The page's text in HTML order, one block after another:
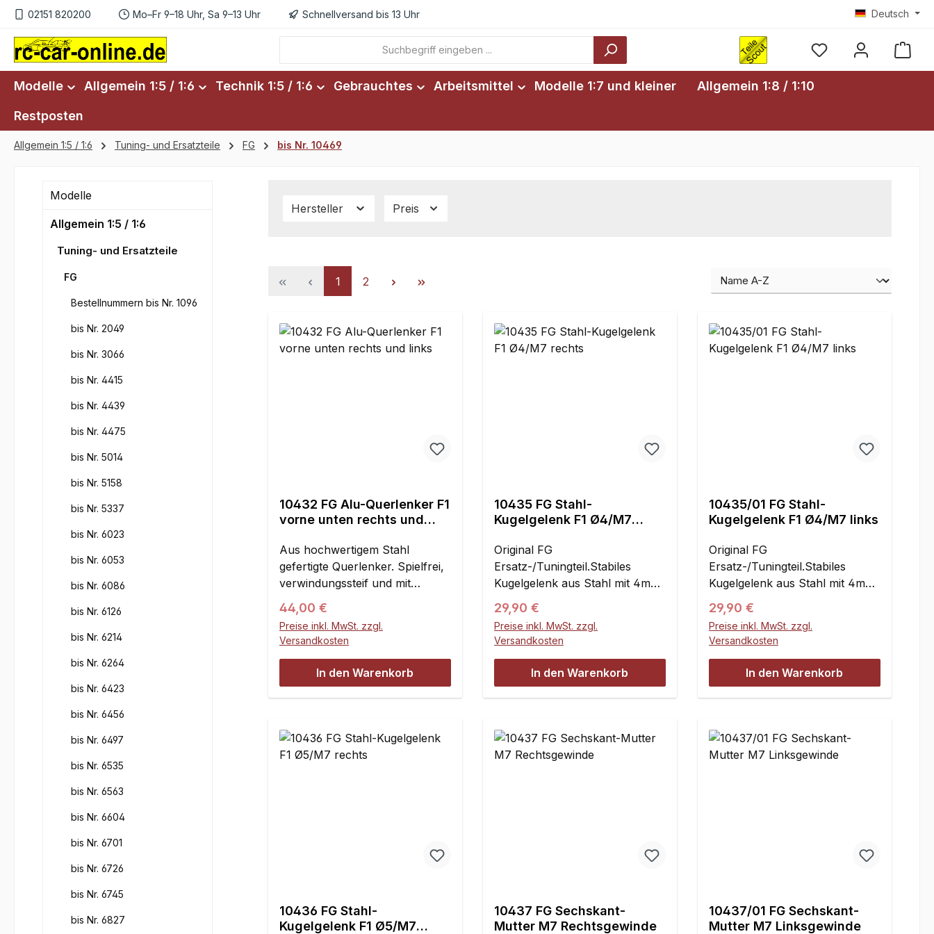
Hauptinhalt springen
Zur Suche springen
Zur Hauptnavigation springen
02151 820200 Mo–Fr 9–18 Uhr, Sa 9–13 Uhr Schnellversand bis 13 Uhr Deutsch
Modelle Allgemein 1:5 / 1:6 Technik 1:5 / 1:6 Gebrauchtes Arbeitsmittel Modelle 1:7 und kleiner Allgemein 1:8 / 1:10
Restposten
Allgemein 1:5 / 1:6 Tuning- und Ersatzteile FG bis Nr. 10469
Modelle
Allgemein 1:5 / 1:6
Tuning- und Ersatzteile
FG
Bestellnummern bis Nr. 1096
bis Nr. 2049
bis Nr. 3066
bis Nr. 4415
bis Nr. 4439
bis Nr. 4475
bis Nr. 5014
bis Nr. 5158
bis Nr. 5337
bis Nr. 6023
bis Nr. 6053
bis Nr. 6086
bis Nr. 6126
bis Nr. 6214
bis Nr. 6264
bis Nr. 6423
bis Nr. 6456
bis Nr. 6497
bis Nr. 6535
bis Nr. 6563
bis Nr. 6604
bis Nr. 6701
bis Nr. 6726
bis Nr. 6745
bis Nr. 6827
Hersteller Preis
Seite
1 Seite
2
10432 FG Alu-Querlenker F1
vorne unten rechts und
Aus hochwertigem Stahl
gefertigte Querlenker. Spielfrei,
verwindungssteif und mit
auswechselbarer Kugelbüchse.
Für die Montage werden die
Querlenker-Gewindestangen , , ,
oder benötigt und je Querlenker
eine Kugelbüchse .
Regulärer Preis:
44,00 €
Preise inkl. MwSt. zzgl.
Versandkosten
In den Warenkorb
10435 FG Stahl-
Kugelgelenk F1 Ø4/M7
Original FG
Ersatz-/Tuningteil.Stabiles
Kugelgelenk aus Stahl mit 4mm
Bohrung in der Stahlkugel und
M7 Rechtsgewinde. Spiel- und
wartungsfrei. Einsetzbar bei der
Formel 1 Vorder- und
Hinterachse anstatt den
Kunststoff-Kugelgelenken 10mm
10027 und 10027/07.Zur
Querlenker Gewindestangen M7
und die Sechskant-Muttern M7
Regulärer Preis:
29,90 €
Preise inkl. MwSt. zzgl.
Versandkosten
In den Warenkorb
10435/01 FG Stahl-
Kugelgelenk F1 Ø4/M7 links
Original FG
Ersatz-/Tuningteil.Stabiles
Kugelgelenk aus Stahl mit 4mm
Bohrung in der Stahlkugel und
M7 Linksgewinde. Spiel- und
wartungsfrei. Einsetzbar bei der
Formel 1 Vorder- und
Hinterachse anstatt den
Kunststoff-Kugelgelenken 10mm
10027 und 10027/07.Zur
Querlenker Gewindestangen M7
und die Sechskant-Muttern M7
Regulärer Preis:
29,90 €
Preise inkl. MwSt. zzgl.
Versandkosten
In den Warenkorb
10436 FG Stahl-
Kugelgelenk F1 Ø5/M7
10437 FG Sechskant-
Mutter M7 Rechtsgewinde
10437/01 FG Sechskant-
Mutter M7 Linksgewinde